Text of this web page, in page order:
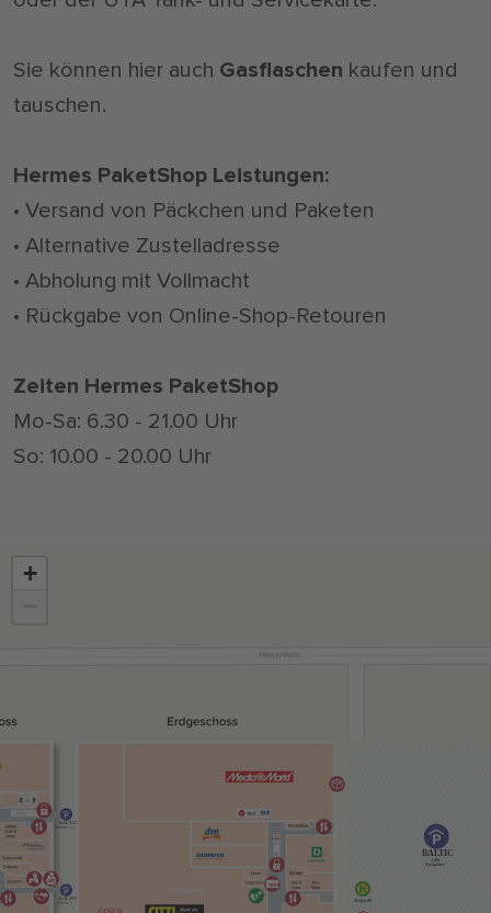
Sie können hier auch Gasflaschen kaufen und
tauschen.
Hermes PaketShop Leistungen:
• Versand von Päckchen und Paketen
• Alternative Zustelladresse
• Abholung mit Vollmacht
• Rückgabe von Online-Shop-Retouren
Zeiten Hermes PaketShop
Mo-Sa: 6.30 - 21.00 Uhr
So: 10.00 - 20.00 Uhr
BALTIC
Parkplätze
BALTIC
BALTIC
+